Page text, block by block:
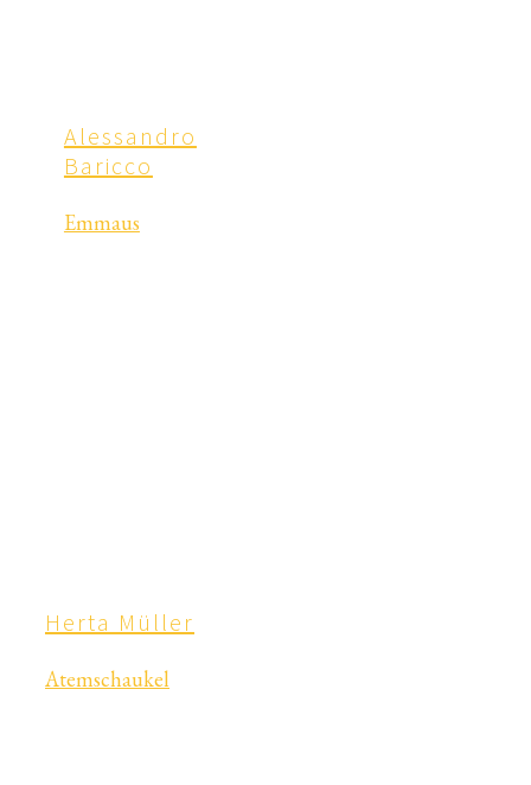
Alessandro
Baricco
Emmaus
Herta Müller
Atemschaukel